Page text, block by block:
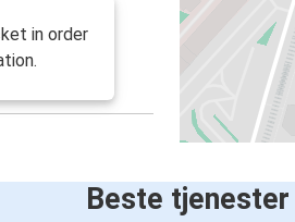
in order
Beste